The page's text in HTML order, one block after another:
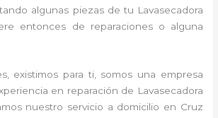
algunas piezas de tu Lavasecadora
entonces de reparaciones o alguna
existimos para ti, somos una empresa
en reparación de Lavasecadora
nuestro servicio a domicilio en Cruz